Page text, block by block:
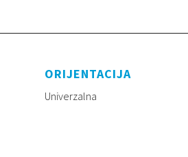
ORIJENTACIJA
Univerzalna